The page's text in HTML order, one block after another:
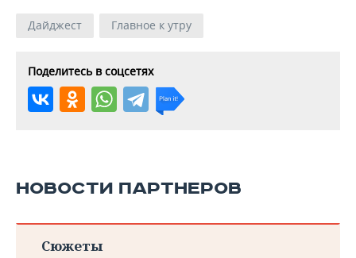
Дайджест Главное к утру
Поделитесь в соцсетях
НОВОСТИ ПАРТНЕРОВ
Сюжеты